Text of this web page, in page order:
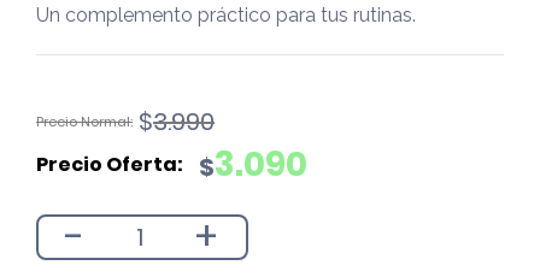
Un complemento práctico para tus rutinas.
$3.990
El
original
$3.990.
$3.090
El
actual
$3.090.
- +